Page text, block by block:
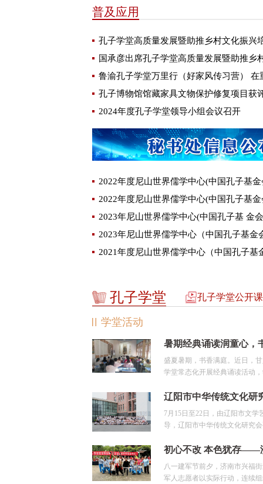
普及应用
孔子学堂高质量发展暨助推乡村文化振兴
鲁渝孔子学堂万里行（好家风传习营） 在
2024年度孔子学堂领导小组会议召开
2022年度尼山世界儒学中心(中国孔子基
2022年度尼山世界儒学中心(中国孔子基
2023年尼山世界儒学中心(中国孔子基 金
2023年尼山世界儒学中心（中国孔子基金
孔子学堂 孔子学堂公开课
学堂活动
盛夏暑期，书香满庭。近日，
学堂常态化开展经典诵读活动
7月15日至22日，由辽阳市文学
导，辽阳市中华传统文化研究
八一建军节前夕，济南市兴福
军人志愿者以实际行动，连续